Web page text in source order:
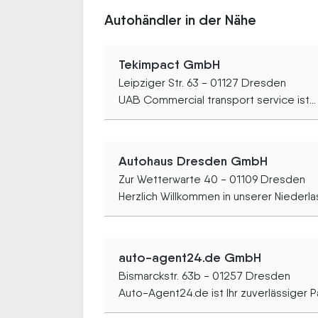
Autohändler in der Nähe
Tekimpact GmbH
Leipziger Str. 63 - 01127 Dresden
UAB Commercial transport service ist...
Autohaus Dresden GmbH
Zur Wetterwarte 40 - 01109 Dresden
Herzlich Willkommen in unserer
auto-agent24.de GmbH
Bismarckstr. 63b - 01257 Dresden
Auto-Agent24.de ist Ihr zuverlässiger